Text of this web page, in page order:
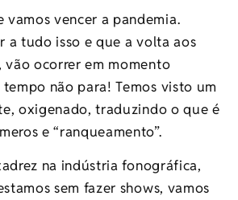
vamos vencer a pandemia.
a tudo isso e que a volta aos
vão ocorrer em momento
não para! Temos visto um
oxigenado, traduzindo o que é
e “ranqueamento”.
na indústria fonográfica,
sem fazer shows, vamos